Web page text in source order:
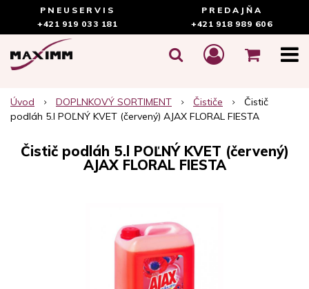
PNEUSERVIS
+421 919 033 181
PREDAJŇA
+421 918 989 606
Úvod DOPLNKOVÝ SORTIMENT Čističe
Čistič
podláh 5.l POĽNÝ KVET (červený) AJAX FLORAL FIESTA
Čistič podláh 5.l POĽNÝ KVET (červený)
AJAX FLORAL FIESTA